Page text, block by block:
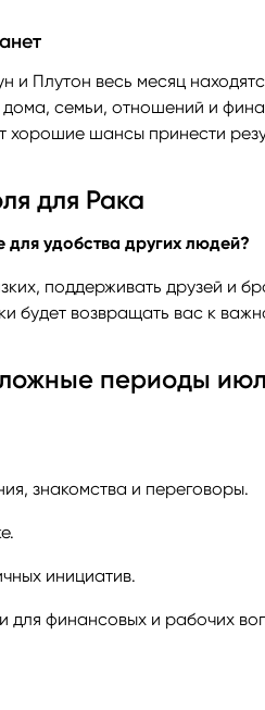
Плутон весь месяц
семьи, отношений и
хорошие шансы принести
для Рака
удобства других людей?
поддерживать друзей и
будет возвращать вас к
периоды
знакомства и переговоры.
инициатив.
для финансовых и рабочих